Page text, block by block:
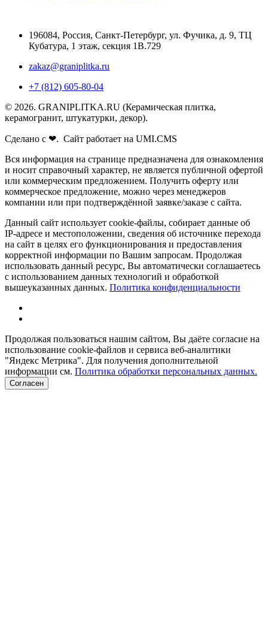
196084, Россия, Санкт-Петербург, ул. Фучика, д. 9, ТЦ
Кубатура, 1 этаж, секция 1В.729
zakaz@graniplitka.ru
+7 (812) 605-80-04
© 2026. GRANIPLITKA.RU (Керамическая плитка,
керамогранит, штукатурки, декор).
Сделано с ❤. Сайт работает на UMI.CMS
Вся информация на странице предназначена для ознакомления
и носит справочный характер, не является публичной офертой
или коммерческим предложением. Получить оферту или
коммерческое предложение, можно через менеджеров
компании или при подтверждённой заявке/заказе с сайта.
Данный сайт использует cookie-файлы, собирает данные об
IP-адресе и местоположении, сведения об источнике перехода
на сайт в целях его функционирования и предоставления
корректной информации по Вашим запросам. Продолжая
использовать данный ресурс, Вы автоматически соглашаетесь
с использованием данных технологий и обработкой
вышеуказанных данных. Политика конфиденциальности
Продолжая пользоваться нашим сайтом, Вы даёте согласие на
использование cookie-файлов и сервиса веб-аналитики
"Яндекс Метрика". Для получения дополнительной
информации см. Политика обработки персональных данных.
Согласен